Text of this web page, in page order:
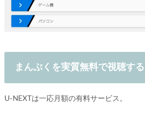
まんぷくを実質無料で視聴す
U-NEXTは一応月額の有料サービス。